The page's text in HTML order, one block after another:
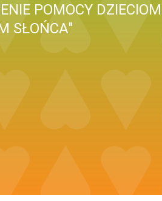
POMOCY DZIECIOM
SŁOŃCA"